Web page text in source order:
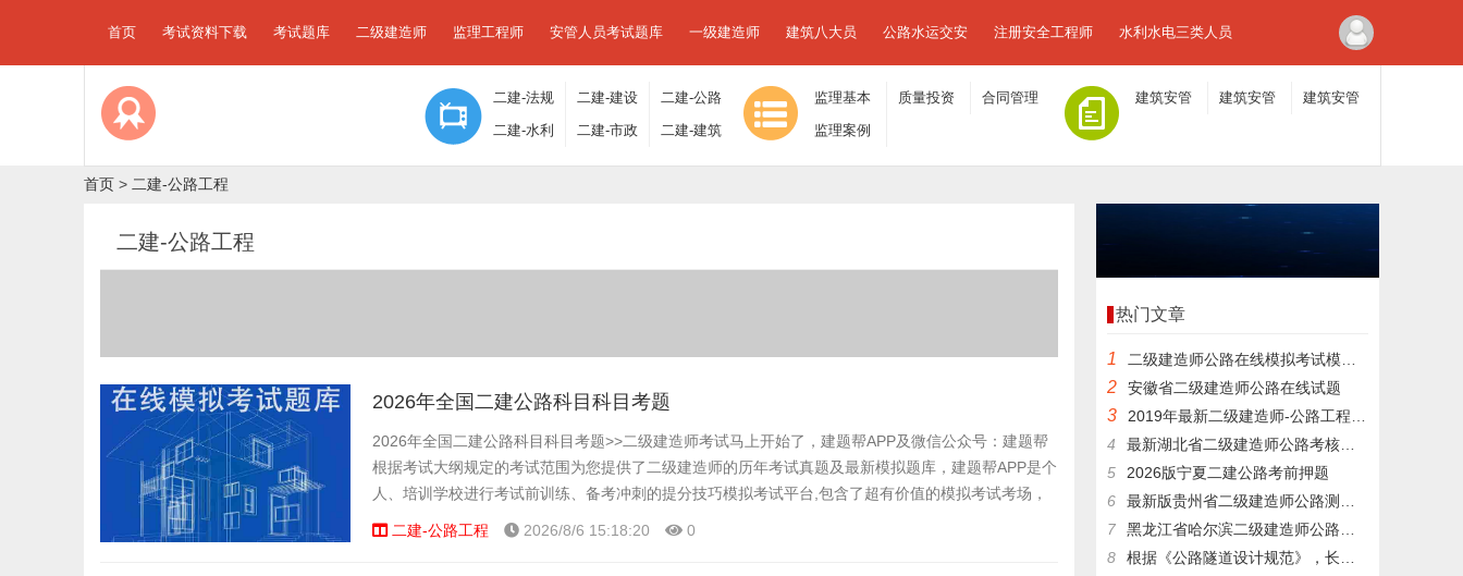
首页 考试资料下载 考试题库 二级建造师 监理工程师 安管人员考试题库 一级建造师 建筑八大员 公路水运交安 注册安全工程师 水利水电三类人员
二建-法规
及相关知
识
二建-建设
工程施工
管理
二建-公路
工程
二建-水利
水电
二建-市政
工程
二建-建筑
工程
监理基本
理论与相
关法规
质量投资 合同管理
监理案例
分析
建筑安管 建筑安管 建筑安管
首页 > 二建-公路工程
二建-公路工程
2026年全国二建公路科目科目考题
2026年全国二建公路科目科目考题>>二级建造师考试马上开始了，建题帮APP及微信公众号：建题帮
根据考试大纲规定的考试范围为您提供了二级建造师的历年考试真题及最新模拟题库，建题帮APP是个
人、培训学校进行考试前训练、备考冲刺的提分技巧模拟考试平台,包含了超有价值的模拟考试考场，
有错题统计顺序练题等功能,大家可以在这里了解一下二级建造师的题...
二建-公路工程 2026/8/6 15:18:20 0
热门文章
1 二级建造师公路在线模拟考试模拟题
2 安徽省二级建造师公路在线试题
3
2019年最新二级建造师-公路工程模拟考试题十
4
最新湖北省二级建造师公路考核试题培训试卷
5
2026版宁夏二建公路考前押题
6
最新版贵州省二级建造师公路测试历年题库与资料下载
7
黑龙江省哈尔滨二级建造师公路在线考核题库与解析
8
根据《公路隧道设计规范》，长度大于()的隧道应设置照明。